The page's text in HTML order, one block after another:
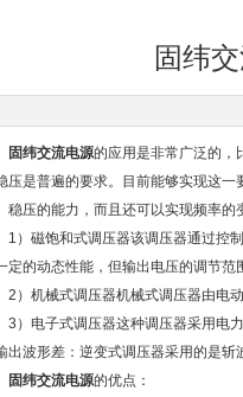
固纬
固纬交流电源的应用是非常广泛的，
压是普遍的要求。目前能够实现这
稳压的能力，而且还可以实现频率
磁饱和式调压器该调压器通过控制
定的动态性能，但输出电压的调节范
机械式调压器机械式调压器由电动
电子式调压器这种调压器采用电力
出波形差：逆变式调压器采用的是
固纬交流电源的优点：